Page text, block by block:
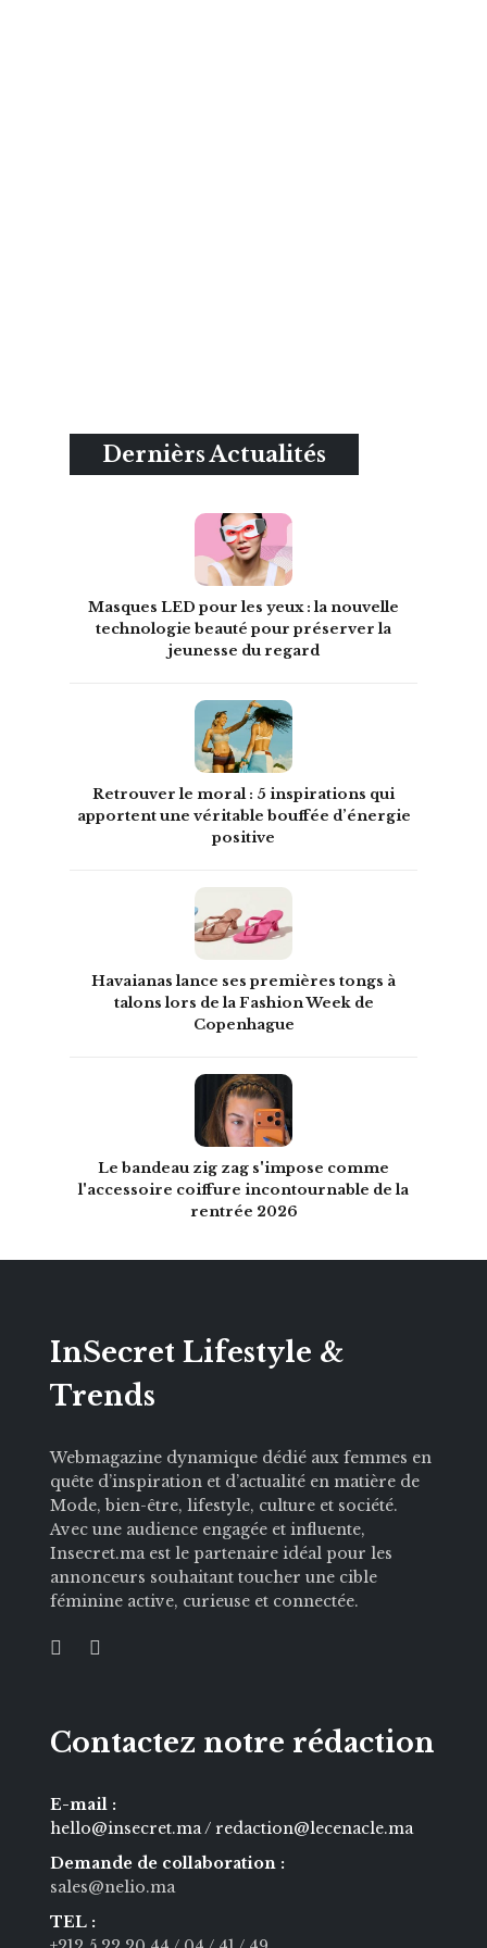
Dernièrs Actualités
Masques LED pour les yeux : la nouvelle
technologie beauté pour préserver la
jeunesse du regard
Retrouver le moral : 5 inspirations qui
apportent une véritable bouffée d’énergie
positive
Havaianas lance ses premières tongs à
talons lors de la Fashion Week de
Copenhague
Le bandeau zig zag s'impose comme
l'accessoire coiffure incontournable de la
rentrée 2026
InSecret Lifestyle &
Trends
Webmagazine dynamique dédié aux femmes en
quête d’inspiration et d’actualité en matière de
Mode, bien-être, lifestyle, culture et société.
Avec une audience engagée et influente,
Insecret.ma est le partenaire idéal pour les
annonceurs souhaitant toucher une cible
féminine active, curieuse et connectée.
Contactez notre rédaction
E-mail :
hello@insecret.ma / redaction@lecenacle.ma
Demande de collaboration :
sales@nelio.ma
TEL :